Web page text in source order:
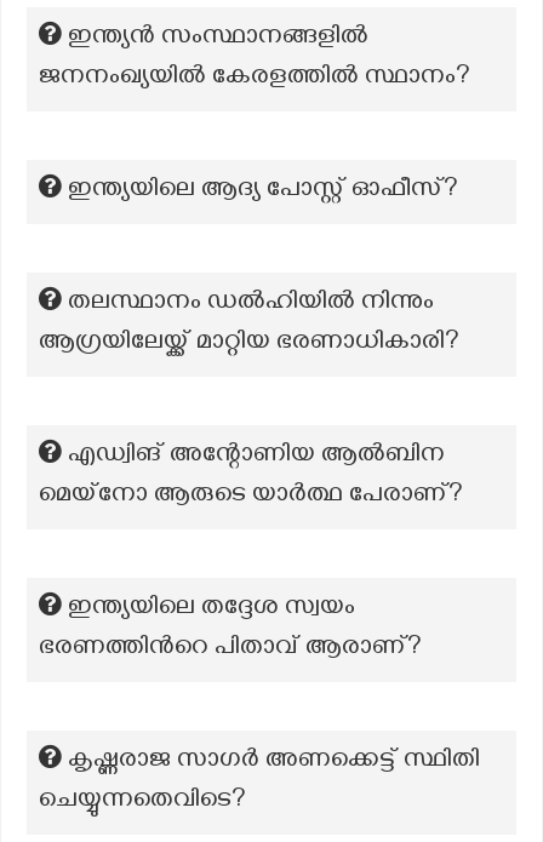
ഇന്ത്യൻ സംസ്ഥാനങ്ങളിൽ
ജനനംഖ്യയിൽ കേരളത്തിൽ സ്ഥാനം?
ഇന്ത്യയിലെ ആദ്യ പോസ്റ്റ് ഓഫീസ്?
തലസ്ഥാനം ഡൽഹിയിൽ നിന്നും
ആഗ്രയിലേയ്ക്ക് മാറ്റിയ ഭരണാധികാരി?
എഡ്വിങ് അന്റോണിയ ആൽബിന
മെയ്നോ ആരുടെ യാർത്ഥ പേരാണ്?
ഇന്ത്യയിലെ തദ്ദേശ സ്വയം
ഭരണത്തിന്‍റെ പിതാവ് ആരാണ്?
കൃഷ്ണരാജ സാഗർ അണക്കെട്ട് സ്ഥിതി
ചെയ്യുന്നതെവിടെ?